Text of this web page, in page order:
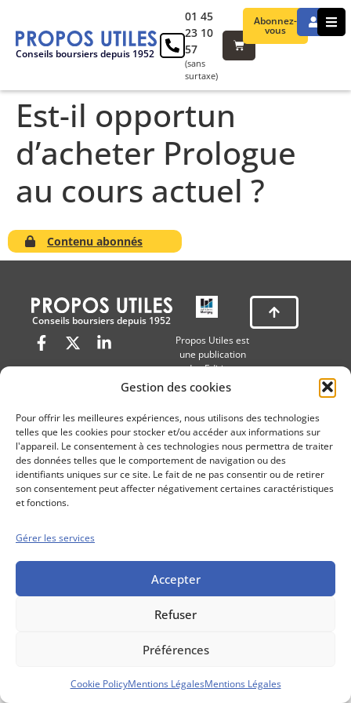
Gestion des cookies
Pour offrir les meilleures expériences, nous utilisons des technologies
telles que les cookies pour stocker et/ou accéder aux informations sur
l'appareil. Le consentement à ces technologies nous permettra de traiter
des données telles que le comportement de navigation ou des
identifiants uniques sur ce site. Le fait de ne pas consentir ou de retirer
son consentement peut affecter négativement certaines caractéristiques
et fonctions.
Gérer les services
Accepter
Refuser
Préférences
Cookie PolicyMentions LégalesMentions Légales
Conseils boursiers depuis 1952
Abonnez-
vous
01 45
23 10
57
(sans
surtaxe)
Est-il opportun
d’acheter Prologue
au cours actuel ?
Contenu abonnés
Conseils boursiers depuis 1952
Propos Utiles est
une publication
des Editions
Marigny
Conditions générales de vente